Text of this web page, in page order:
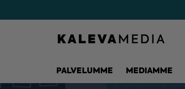
PALVELUMME MEDIAMME